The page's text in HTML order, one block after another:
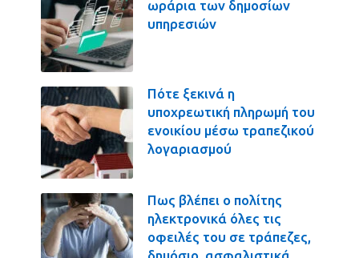
ωράρια των δημοσίων
υπηρεσιών
Πότε ξεκινά η
υποχρεωτική πληρωμή του
ενοικίου μέσω τραπεζικού
λογαριασμού
Πως βλέπει ο πολίτης
ηλεκτρονικά όλες τις
οφειλές του σε τράπεζες,